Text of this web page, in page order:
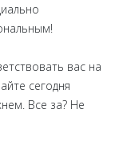
вас на
сегодня
Все за? Не